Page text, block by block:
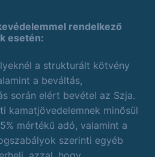
rendelkező
esetén:
a strukturált kötvény
a beváltás,
során elért bevétel az Szja.
kamatjövedelemnek minősül
mértékű adó, valamint a
szerinti egyéb